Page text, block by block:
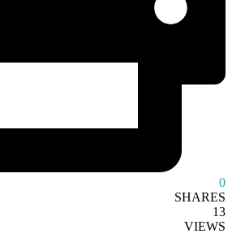
0
SHARES
13
VIEWS